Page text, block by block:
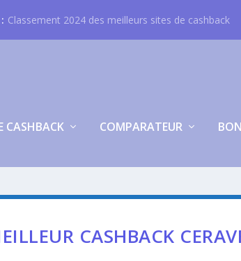
Classement 2024 des meilleurs sites de cashback
CASHBACK COMPARATEUR
CASHBACK